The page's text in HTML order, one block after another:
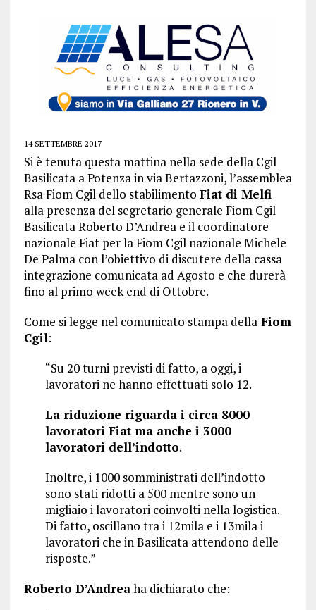
14 SETTEMBRE 2017
Si è tenuta questa mattina nella sede della Cgil
Basilicata a Potenza in via Bertazzoni, l’assemblea
Rsa Fiom Cgil dello stabilimento Fiat di Melfi
alla presenza del segretario generale Fiom Cgil
Basilicata Roberto D’Andrea e il coordinatore
nazionale Fiat per la Fiom Cgil nazionale Michele
De Palma con l’obiettivo di discutere della cassa
integrazione comunicata ad Agosto e che durerà
fino al primo week end di Ottobre.
Come si legge nel comunicato stampa dellaFiom
Cgil:
“Su 20 turni previsti di fatto, a oggi, i
lavoratori ne hanno effettuati solo 12.
La riduzione riguarda i circa 8000
lavoratori Fiat ma anche i 3000
lavoratori dell’indotto.
Inoltre, i 1000 somministrati dell’indotto
sono stati ridotti a 500 mentre sono un
migliaio i lavoratori coinvolti nella logistica.
Di fatto, oscillano tra i 12mila e i 13mila i
lavoratori che in Basilicata attendono delle
risposte.”
Roberto D’Andreaha dichiarato che: